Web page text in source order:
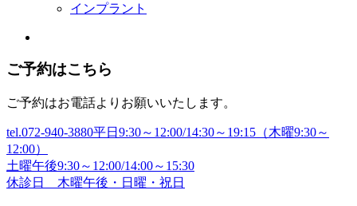
インプラント
ご予約はこちら
ご予約はお電話よりお願いいたします。
tel.072-940-3880平日9:30～12:00/14:30～19:15（木曜9:30～
12:00）
土曜午後9:30～12:00/14:00～15:30
休診日 木曜午後・日曜・祝日